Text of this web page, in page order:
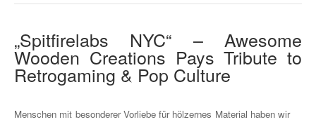
„Spitfirelabs NYC“ – Awesome
Wooden Creations Pays Tribute to
Retrogaming & Pop Culture
Menschen mit besonderer Vorliebe für hölzernes Material haben wir